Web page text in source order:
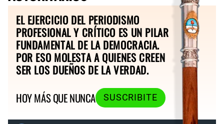
EL EJERCICIO DEL PERIODISMO
PROFESIONAL Y CRÍTICO ES UN PILAR
FUNDAMENTAL DE LA DEMOCRACIA.
POR ESO MOLESTA A QUIENES CREEN
SER LOS DUEÑOS DE LA VERDAD.
HOY MÁS QUE NUNCA
SUSCRIBITE